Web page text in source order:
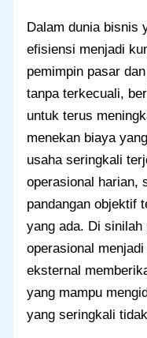
Dalam dunia bisnis
efisiensi menjadi
pemimpin pasar
tanpa terkecuali,
untuk terus
menekan biaya
usaha seringkali
operasional harian,
pandangan objektif
yang ada. Di
operasional
eksternal
yang mampu
yang seringkali